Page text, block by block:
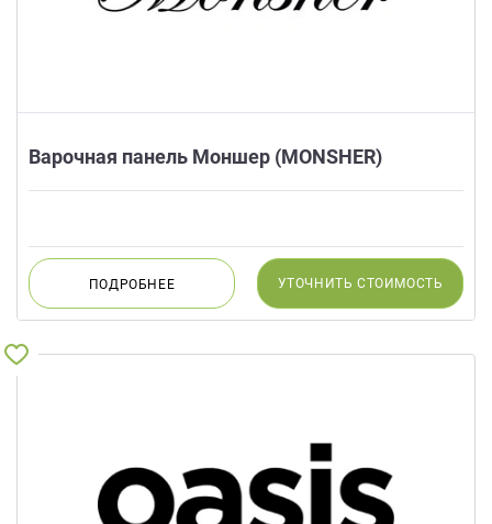
Варочная панель Моншер (MONSHER)
ПОДРОБНЕЕ УТОЧНИТЬ СТОИМОСТЬ